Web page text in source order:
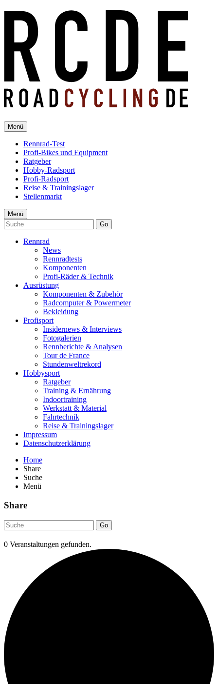
Menü
Rennrad-Test
Profi-Bikes und Equipment
Ratgeber
Hobby-Radsport
Profi-Radsport
Reise & Trainingslager
Stellenmarkt
Menü
Go
Rennrad
News
Rennradtests
Komponenten
Profi-Räder & Technik
Ausrüstung
Komponenten & Zubehör
Radcomputer & Powermeter
Bekleidung
Profisport
Insidernews & Interviews
Fotogalerien
Rennberichte & Analysen
Tour de France
Stundenweltrekord
Hobbysport
Ratgeber
Training & Ernährung
Indoortraining
Werkstatt & Material
Fahrtechnik
Reise & Trainingslager
Impressum
Datenschutzerklärung
Home
Share
Suche
Menü
Share
Go
0 Veranstaltungen gefunden.